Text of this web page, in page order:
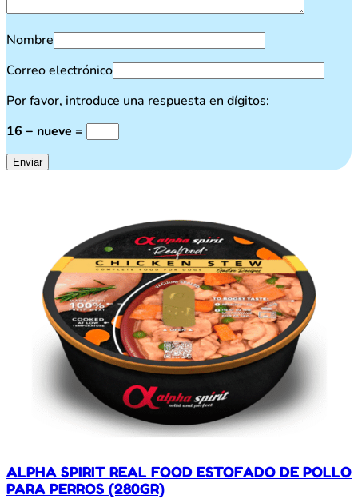
Nombre
Correo electrónico
Por favor, introduce una respuesta en dígitos:
16 − nueve =
ALPHA SPIRIT REAL FOOD ESTOFADO DE POLLO
PARA PERROS (280GR)